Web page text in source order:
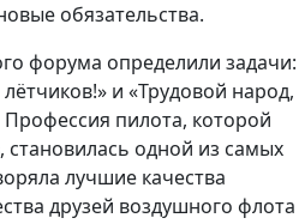
обязательства.
форума определили задачи:
и «Трудовой народ,
пилота, которой
одной из самых
лучшие качества
друзей воздушного флота